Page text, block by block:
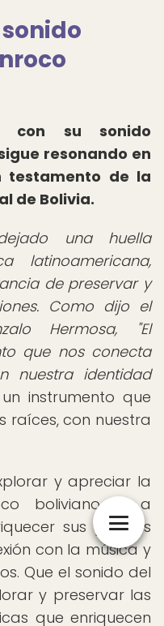
sonido
con su sonido
resonando en
testamento de la
de Bolivia.
una huella
latinoamericana,
de preservar y
Como dijo el
Hermosa, "El
que nos conecta
nuestra identidad
instrumento que
raíces, con nuestra
y apreciar la
boliviano, y a
sus propias
con la música y
Que el sonido del
y preservar las
que enriquecen